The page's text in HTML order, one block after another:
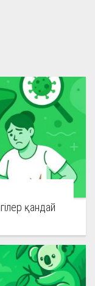
қандай